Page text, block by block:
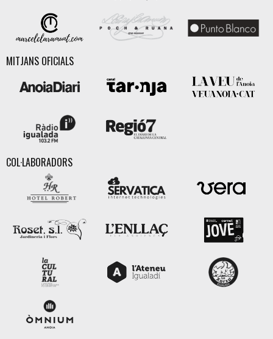
MITJANS OFICIALS
COL·LABORADORS